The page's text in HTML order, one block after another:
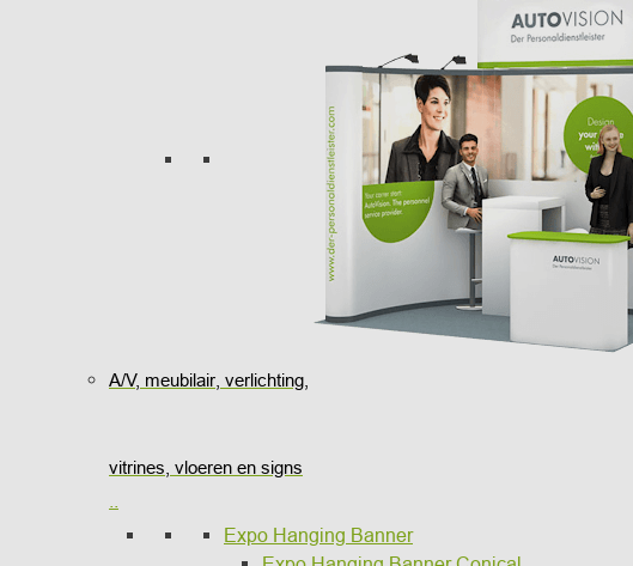
A/V, meubilair, verlichting,
vitrines, vloeren en signs
Expo Hanging Banner